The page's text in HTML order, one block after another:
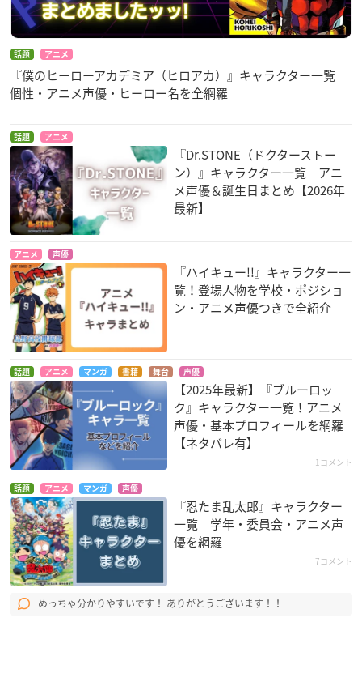
話題 アニメ
『僕のヒーローアカデミア（ヒロアカ）』キャラクター一覧
個性・アニメ声優・ヒーロー名を全網羅
話題 アニメ
『Dr.STONE（ドクターストー
ン）』キャラクター一覧 アニ
メ声優＆誕生日まとめ【2026年
最新】
アニメ 声優
『ハイキュー!!』キャラクター一
覧！登場人物を学校・ポジショ
ン・アニメ声優つきで全紹介
話題 アニメ マンガ 書籍 舞台 声優
【2025年最新】『ブルーロッ
ク』キャラクター一覧！アニメ
声優・基本プロフィールを網羅
【ネタバレ有】
1コメント
話題 アニメ マンガ 声優
『忍たま乱太郎』キャラクター
一覧 学年・委員会・アニメ声
優を網羅
7コメント
めっちゃ分かりやすいです！ ありがとうございます！！